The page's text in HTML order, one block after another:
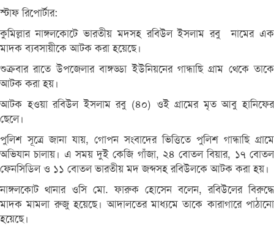
স্টাফ রিপোর্টার:
কুমিল্লার নাঙ্গলকোটে ভারতীয় মদসহ রবিউল ইসলাম রবু নামের এক
মাদক ব্যবসায়ীকে আটক করা হয়েছে।
শুক্রবার রাতে উপজেলার বাঙ্গড্ডা ইউনিয়নের গান্ধাছি গ্রাম থেকে তাকে
আটক করা হয়।
আটক হওয়া রবিউল ইসলাম রবু (৪০) ওই গ্রামের মৃত আবু হানিফের
ছেলে।
পুলিশ সূত্রে জানা যায়, গোপন সংবাদের ভিত্তিতে পুলিশ গান্ধাছি গ্রামে
অভিযান চালায়। এ সময় দুই কেজি গাঁজা, ২৪ বোতল বিয়ার, ১৭ বোতল
ফেনসিডিল ও ১১ বোতল ভারতীয় মদ জব্দসহ রবিউলকে আটক করা হয়।
নাঙ্গলকোট থানার ওসি মো. ফারুক হোসেন বলেন, রবিউলের বিরুদ্ধে
মাদক মামলা রুজু হয়েছে। আদালতের মাধ্যমে তাকে কারাগারে পাঠানো
হয়েছে।